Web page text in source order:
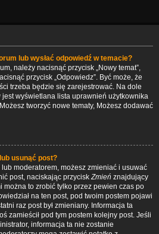
lub wysłać odpowiedź w temacie?
należy nacisnąć przycisk „Nowy temat”,
przycisk „Odpowiedz”. Być może, że
trzeba będzie się zarejestrować. Na dole
wyświetlana lista uprawnień użytkownika
tworzyć nowe tematy, Możesz dodawać
usunąć post?
moderatorem, możesz zmieniać i usuwać
post, naciskając przyciskZmień znajdujący
można to zrobić tylko przez pewien czas po
na ten post, pod twoim postem pojawi
raz post był zmieniany. Informacja ta
zamieścił pod tym postem kolejny post. Jeśli
informacja ta nie zostanie